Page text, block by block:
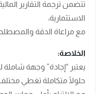
تتضمن ترجمة التقارير
الاستثمارية،
مع مراعاة الدقة
الخلاصة:
يعتبر “إجادة” وجهة شاملة
حلولًا متكاملة تغطي مختلف